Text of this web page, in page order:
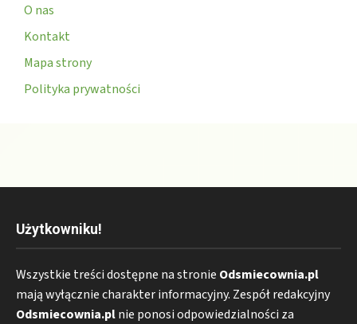
O nas
Kontakt
Mapa strony
Polityka prywatności
Użytkowniku!
Wszystkie treści dostępne na stronie Odsmiecownia.pl
mają wyłącznie charakter informacyjny. Zespół redakcyjny
Odsmiecownia.plnie ponosi odpowiedzialności za